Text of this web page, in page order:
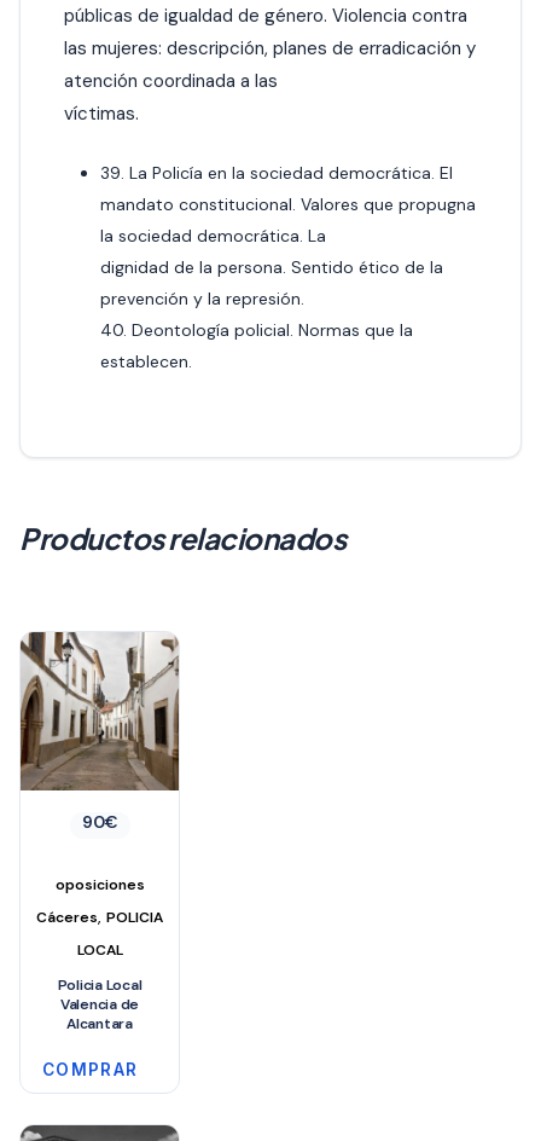
públicas de igualdad de género. Violencia contra
las mujeres: descripción, planes de erradicación y
atención coordinada a las
víctimas.
39. La Policía en la sociedad democrática. El
mandato constitucional. Valores que propugna
la sociedad democrática. La
dignidad de la persona. Sentido ético de la
prevención y la represión.
40. Deontología policial. Normas que la
establecen.
Productos relacionados
90€
oposiciones
Cáceres,POLICIA
LOCAL
Policia Local
Valencia de
Alcantara
COMPRAR